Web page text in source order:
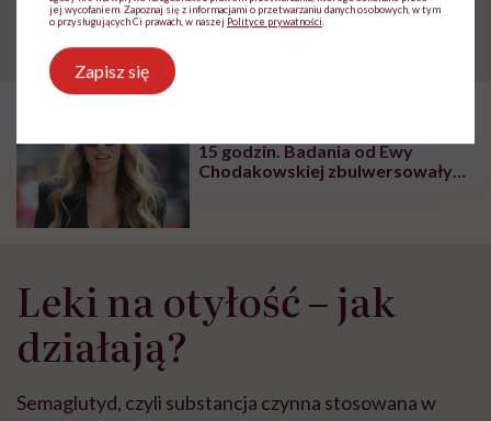
15 godzin. Badania od Ewy
Chodakowskiej zbulwersowały
Leki na otyłość – jak
działają?
Semaglutyd, czyli substancja czynna stosowana w
jej wycofaniem. Zapoznaj się z informacjami o przetwarzaniu danych osobowych, w tym
o przysługujących Ci prawach, w naszej Polityce prywatności
Zapisz się